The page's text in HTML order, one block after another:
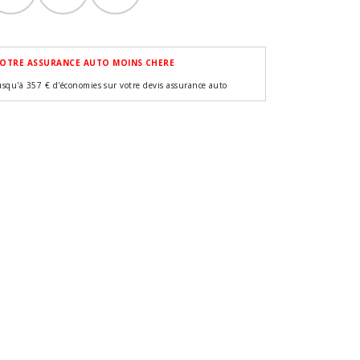
ASSURANCE AUTO MOINS CHERE
357 € d'économies sur votre devis assurance auto